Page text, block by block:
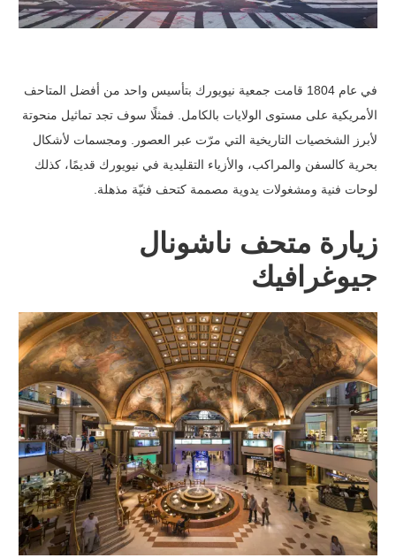
في عام 1804 قامت جمعية نيويورك بتأسيس واحد من أفضل المتاحف
الأمريكية على مستوى الولايات بالكامل. فمثلًا سوف تجد تماثيل منحوتة
لأبرز الشخصيات التاريخية التي مرّت عبر العصور. ومجسمات لأشكال
بحرية كالسفن والمراكب، والأزياء التقليدية في نيويورك قديمًا، كذلك
لوحات فنية ومشغولات يدوية مصممة كتحف فنيّة مذهلة.
زيارة متحف ناشونال
جيوغرافيك